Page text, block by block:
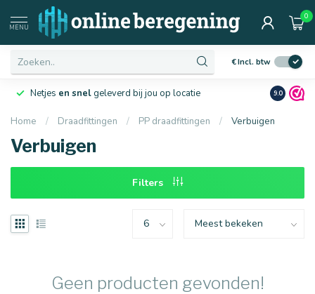
MENU
0
€Incl. btw
Netjes en snelgeleverd bij jou op locatie Ruim10
9.0
Home / Draadfittingen / PP draadfittingen / Verbuigen
Verbuigen
Filters
Geen producten gevonden!
Afmetingen
16 mm